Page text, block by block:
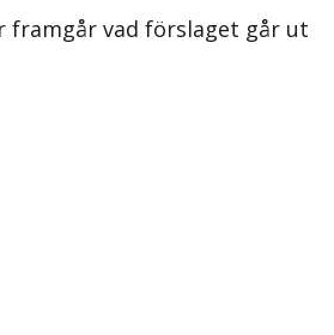
framgår vad förslaget går ut